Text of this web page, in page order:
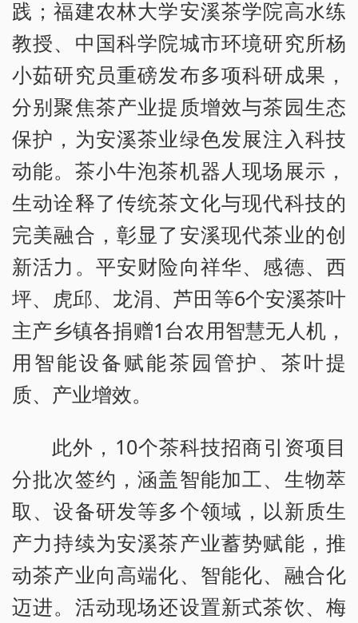
践；福建农林大学安溪茶学院高水练
教授、中国科学院城市环境研究所杨
小茹研究员重磅发布多项科研成果，
分别聚焦茶产业提质增效与茶园生态
保护，为安溪茶业绿色发展注入科技
动能。茶小牛泡茶机器人现场展示，
生动诠释了传统茶文化与现代科技的
完美融合，彰显了安溪现代茶业的创
新活力。平安财险向祥华、感德、西
坪、虎邱、龙涓、芦田等6个安溪茶叶
主产乡镇各捐赠1台农用智慧无人机，
用智能设备赋能茶园管护、茶叶提
质、产业增效。
此外，10个茶科技招商引资项目
分批次签约，涵盖智能加工、生物萃
取、设备研发等多个领域，以新质生
产力持续为安溪茶产业蓄势赋能，推
动茶产业向高端化、智能化、融合化
迈进。活动现场还设置新式茶饮、梅